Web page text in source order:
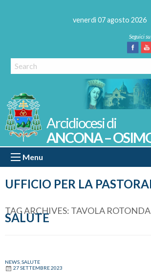
venerdì 07 agosto 2026
UFFICIO PER LA
SALUTE
ANCONA –
Menu
TAG ARCHIVES: TAVOLA ROTONDA
NEWS SALUTE
27 SETTEMBRE 2023